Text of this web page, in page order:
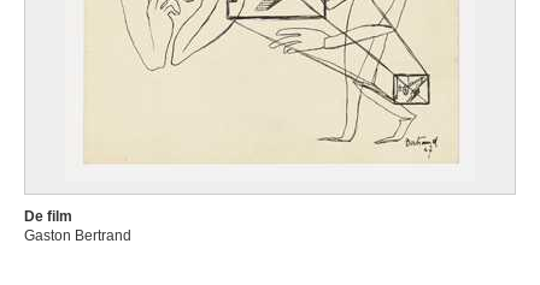
De film
Gaston Bertrand